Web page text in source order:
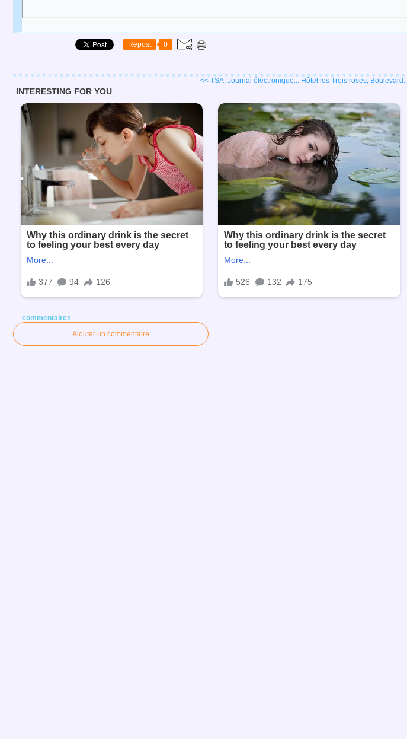
Repost 0
<< TSA, Journal électronique... Hôtel les Trois roses,
commentaires
Ajouter un commentaire